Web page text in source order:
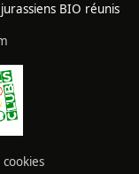
BIO réunis